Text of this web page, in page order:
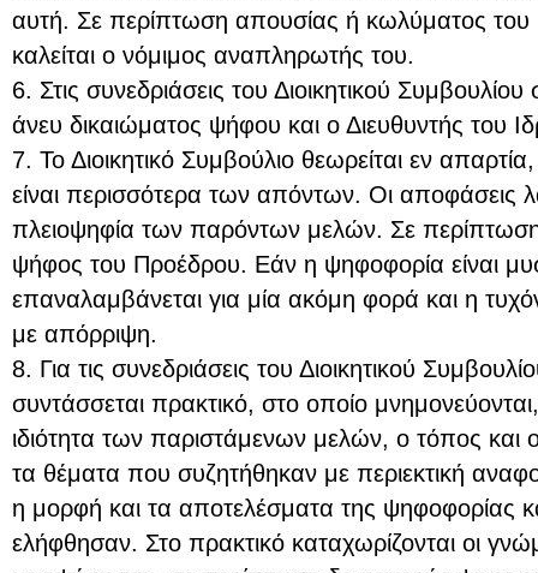
αυτή. Σε περίπτωση απουσίας ή κωλύματος του
καλείται ο νόμιμος αναπληρωτής του.
6. Στις συνεδριάσεις του Διοικητικού
άνευ δικαιώματος ψήφου και ο Διευθυντής του
7. Το Διοικητικό Συμβούλιο θεωρείται εν
είναι περισσότερα των απόντων. Οι αποφάσεις
πλειοψηφία των παρόντων μελών. Σε περίπτωση
ψήφος του Προέδρου. Εάν η ψηφοφορία είναι
επαναλαμβάνεται για μία ακόμη φορά και η
με απόρριψη.
8. Για τις συνεδριάσεις του Διοικητικού
συντάσσεται πρακτικό, στο οποίο
ιδιότητα των παριστάμενων μελών, ο τόπος και
τα θέματα που συζητήθηκαν με περιεκτική
η μορφή και τα αποτελέσματα της ψηφοφορίας
ελήφθησαν. Στο πρακτικό καταχωρίζονται οι